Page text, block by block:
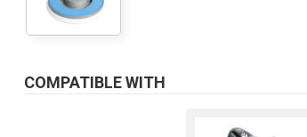
COMPATIBLE WITH